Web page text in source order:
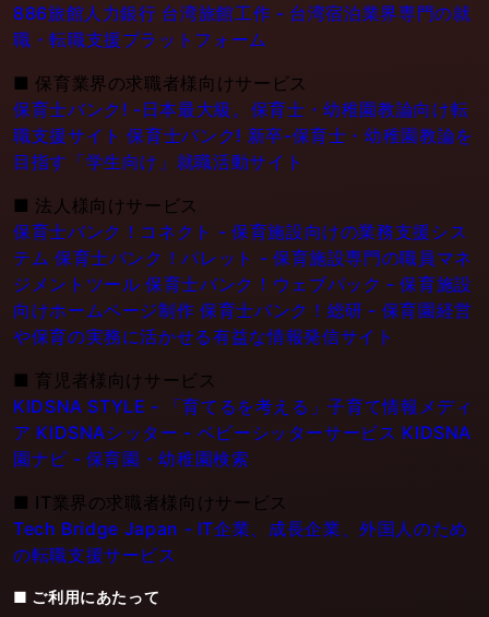
886旅館人力銀行 台湾旅館工作 - 台湾宿泊業界専門の就
職・転職支援プラットフォーム
■ 保育業界の求職者様向けサービス
保育士バンク! -日本最大級。保育士・幼稚園教論向け転
職支援サイト 保育士バンク! 新卒-保育士・幼稚園教論を
目指す「学生向け」就職活動サイト
■ 法人様向けサービス
保育士バンク！コネクト - 保育施設向けの業務支援シス
テム 保育士バンク！パレット - 保育施設専門の職員マネ
ジメントツール 保育士バンク！ウェブパック - 保育施設
向けホームページ制作 保育士バンク！総研 - 保育園経営
や保育の実務に活かせる有益な情報発信サイト
■ 育児者様向けサービス
KIDSNA STYLE - 「育てるを考える」子育て情報メディ
ア KIDSNAシッター - ベビーシッターサービス KIDSNA
園ナビ - 保育園・幼稚園検索
■ IT業界の求職者様向けサービス
Tech Bridge Japan - IT企業、成長企業、外国人のため
の転職支援サービス
■ ご利用にあたって